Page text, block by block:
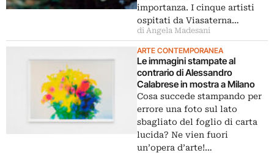
importanza. I cinque artisti
ospitati da Viasaterna…
di Angela Madesani
ARTE CONTEMPORANEA
Le immagini stampate al
contrario di Alessandro
Calabrese in mostra a Milano
Cosa succede stampando per
errore una foto sul lato
sbagliato del foglio di carta
lucida? Ne vien fuori
un’opera d’arte!…